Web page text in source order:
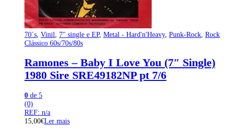
70´s Vinil 7" single e EP, Metal - Hard'n'Heavy, Punk-Rock Rock
Clássico 60s/70s/80s
Ramones – Baby I Love You (7″ Single)
1980 Sire SRE49182NP pt 7/6
0 de 5
(0)
REF: n/a
15,00€Ler mais